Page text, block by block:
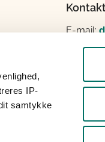
IP-
samtykke
E-mail: